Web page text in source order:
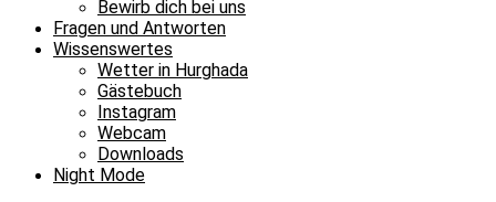
Bewirb dich bei uns
Fragen und Antworten
Wissenswertes
Wetter in Hurghada
Gästebuch
Instagram
Webcam
Downloads
Night Mode